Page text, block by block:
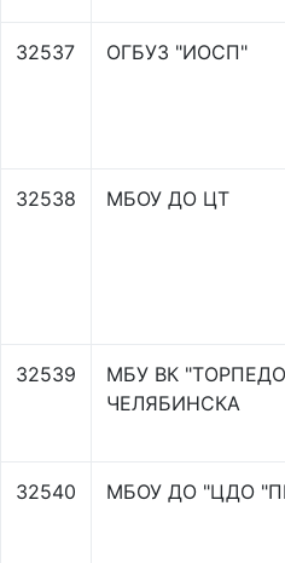
32537 ОГБУЗ "ИОСП"
32538 МБОУ ДО ЦТ
32539
МБУ ВК
ЧЕЛЯБИНСКА
32540 МБОУ ДО "ЦДО